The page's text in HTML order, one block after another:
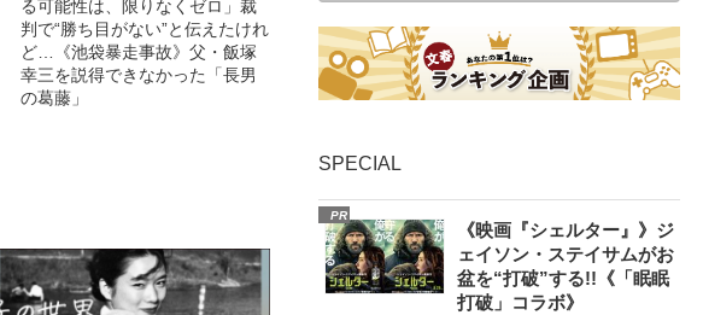
る可能性は、限りなくゼロ」裁
判で“勝ち目がない”と伝えたけれ
ど…《池袋暴走事故》父・飯塚
幸三を説得できなかった「長男
の葛藤」
SPECIAL
PR
《映画『シェルター』》ジ
ェイソン・ステイサムがお
盆を“打破”する!!《「眠眠
打破」コラボ》